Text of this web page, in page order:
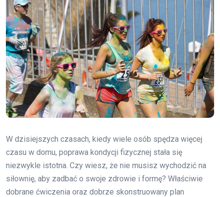
W dzisiejszych czasach, kiedy wiele osób spędza więcej
czasu w domu, poprawa kondycji fizycznej stała się
niezwykle istotna. Czy wiesz, że nie musisz wychodzić na
siłownię, aby zadbać o swoje zdrowie i formę? Właściwie
dobrane ćwiczenia oraz dobrze skonstruowany plan